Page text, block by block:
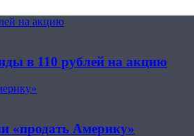
на акцию
в 110 рублей на акцию
«продать Америку»